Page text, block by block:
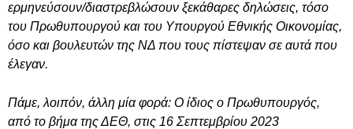
ερμηνεύσουν/διαστρεβλώσουν ξεκάθαρες δηλώσεις, τόσο
του Πρωθυπουργού και του Υπουργού Εθνικής Οικονομίας,
όσο και βουλευτών της ΝΔ που τους πίστεψαν σε αυτά που
έλεγαν.
Πάμε, λοιπόν, άλλη μία φορά: Ο ίδιος ο Πρωθυπουργός,
από το βήμα της ΔΕΘ, στις 16 Σεπτεμβρίου 2023